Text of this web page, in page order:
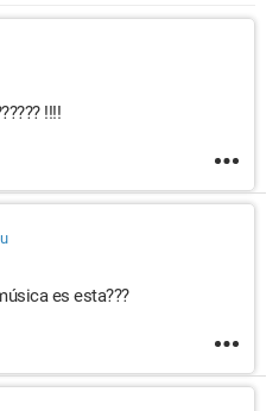
!!!!
es esta???